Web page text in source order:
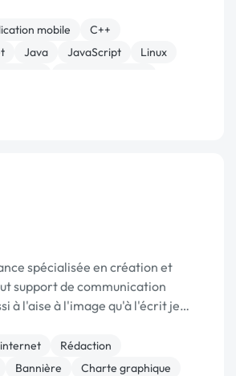
mobile
C++
Java JavaScript
Linux
spécialisée en création et
support de communication
à l'aise à l'image qu'à l'écrit je
vitrine et de son
Rédaction
Bannière
Charte graphique